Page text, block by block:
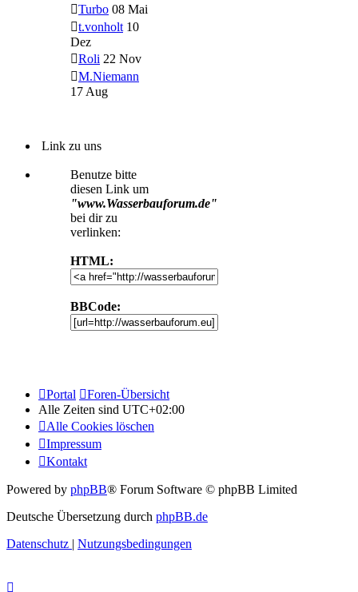
Turbo 08 Mai
t.vonholt 10
Dez
Roli 22 Nov
M.Niemann
17 Aug
Link zu uns
Benutze bitte
diesen Link um
"www.Wasserbauforum.de"
bei dir zu
verlinken:
HTML:
BBCode:
Portal
Foren-Übersicht
Alle Zeiten sind UTC+02:00
Alle Cookies löschen
Impressum
Kontakt
Powered by phpBB® Forum Software © phpBB Limited
Deutsche Übersetzung durch phpBB.de
Datenschutz | Nutzungsbedingungen